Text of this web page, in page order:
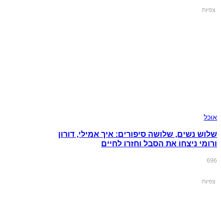
צפיות
אוכל
שלוש נשים, שלושה סיפורים: איך אמילי, דורון
ורומי ניצחו את הסבל וחזרו לחיים
696
צפיות